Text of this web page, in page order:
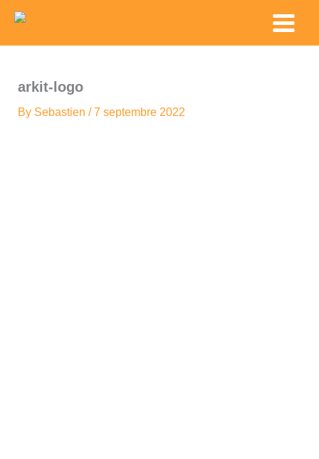
content
Main
Menu
arkit-logo
By Sebastien /7 septembre 2022